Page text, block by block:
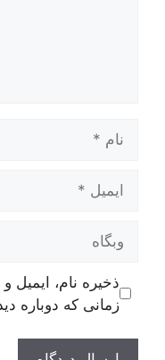
وبگاه
ذخیره نام، ایمیل
زمانی که دوباره